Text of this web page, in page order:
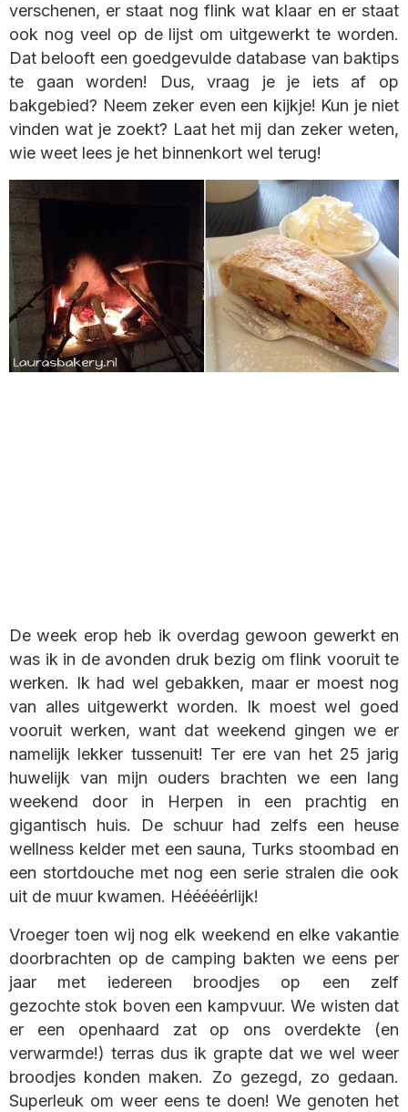
verschenen, er staat nog flink wat klaar en er staat
ook nog veel op de lijst om uitgewerkt te worden.
Dat belooft een goedgevulde database van baktips
te gaan worden! Dus, vraag je je iets af op
bakgebied? Neem zeker even een kijkje! Kun je niet
vinden wat je zoekt? Laat het mij dan zeker weten,
wie weet lees je het binnenkort wel terug!
De week erop heb ik overdag gewoon gewerkt en
was ik in de avonden druk bezig om flink vooruit te
werken. Ik had wel gebakken, maar er moest nog
van alles uitgewerkt worden. Ik moest wel goed
vooruit werken, want dat weekend gingen we er
namelijk lekker tussenuit! Ter ere van het 25 jarig
huwelijk van mijn ouders brachten we een lang
weekend door in Herpen in een prachtig en
gigantisch huis. De schuur had zelfs een heuse
wellness kelder met een sauna, Turks stoombad en
een stortdouche met nog een serie stralen die ook
uit de muur kwamen. Hééééérlijk!
Vroeger toen wij nog elk weekend en elke vakantie
doorbrachten op de camping bakten we eens per
jaar met iedereen broodjes op een zelf
gezochte stok boven een kampvuur. We wisten dat
er een openhaard zat op ons overdekte (en
verwarmde!) terras dus ik grapte dat we wel weer
broodjes konden maken. Zo gezegd, zo gedaan.
Superleuk om weer eens te doen! We genoten het